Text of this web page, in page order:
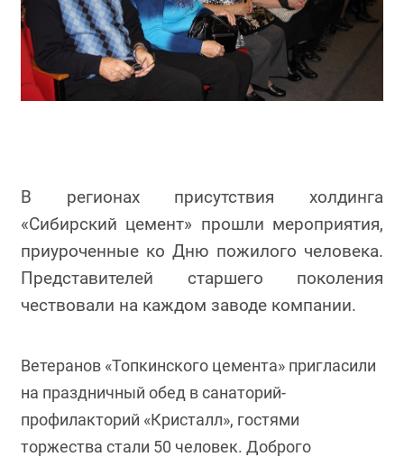
В регионах присутствия холдинга
«Сибирский цемент» прошли мероприятия,
приуроченные ко Дню пожилого человека.
Представителей старшего поколения
чествовали на каждом заводе компании.
Ветеранов «Топкинского цемента» пригласили
на праздничный обед в санаторий-
профилакторий «Кристалл», гостями
торжества стали 50 человек. Доброго